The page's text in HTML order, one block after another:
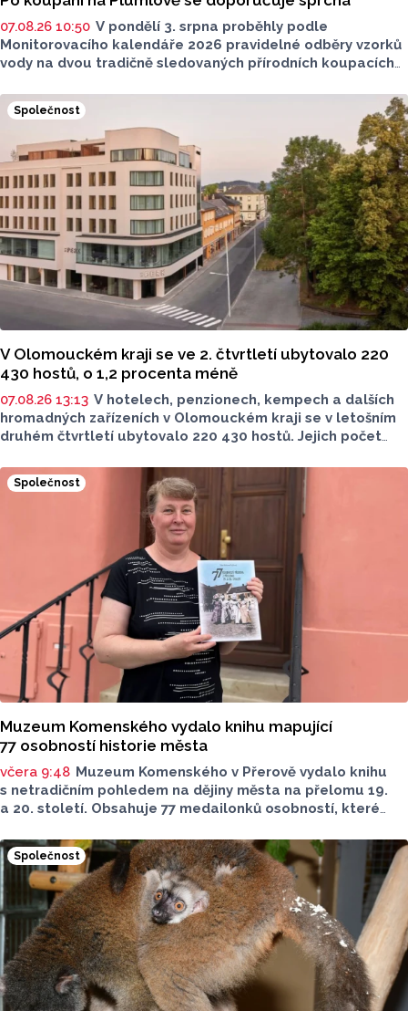
07.08.26 10:50 V pondělí 3. srpna proběhly podle
Monitorovacího kalendáře 2026 pravidelné odběry vzorků
vody na dvou tradičně sledovaných přírodních koupacích
(VN Plumlov) a v Koupací oblasti Poděbrady (KO
Poděbrady). Monitoring byl proveden Krajskou
hygienickou stanicí Olomouckého kraje (KHS)
ve spolupráci se Zdravotním ústavem se sídlem v Ostravě,
Centrem hygienických laboratoří v Olomouci.
Společnost
V Olomouckém kraji se ve 2. čtvrtletí ubytovalo 220
430 hostů, o 1,2 procenta méně
07.08.26 13:13 V hotelech, penzionech, kempech a dalších
hromadných zařízeních v Olomouckém kraji se v letošním
druhém čtvrtletí ubytovalo 220 430 hostů. Jejich počet
přibylo ubytovaných cizinců, kterých bylo 45 548,
meziročně o 9,1 procenta více. Naopak domácích hostů
v regionu ubylo, kraj v tomto období navštívilo 174 882
turistů, což bylo meziročně o 3,6 procenta méně. Celkový
počet přenocování v kraji klesl o 4,7 procenta. Údaje
dnes zveřejnil Český statistický úřad (ČSÚ).
Společnost
Muzeum Komenského vydalo knihu mapující
77 osobností historie města
včera 9:48 Muzeum Komenského v Přerově vydalo knihu
s netradičním pohledem na dějiny města na přelomu 19.
a 20. století. Obsahuje 77 medailonků osobností, které
jsou doplněny dobovými snímky. Podle autorky publikace
Šárky Krákorové Pajůrkové tomu předcházelo 13 let
pátrání po jejich osudech. Kniha vychází u příležitosti
letošního 770. výročí povýšení Přerova na královské město,
sdělila ČTK mluvčí radnice Lenka Chalupová.
Společnost